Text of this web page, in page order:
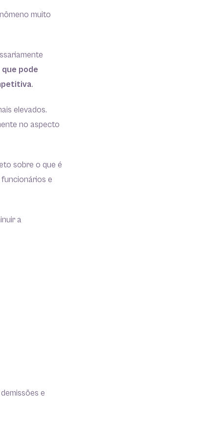
muito
pode
.
elevados.
no aspecto
sobre o que é
e
a
e